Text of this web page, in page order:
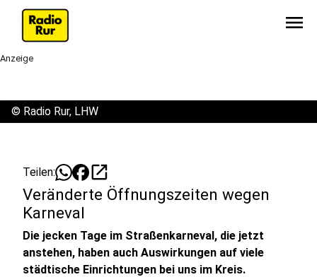
menu
Anzeige
© Radio Rur, LHW
Teilen: open_in_new
Veränderte Öffnungszeiten wegen
Karneval
Die jecken Tage im Straßenkarneval, die jetzt
anstehen, haben auch Auswirkungen auf viele
städtische Einrichtungen bei uns im Kreis.